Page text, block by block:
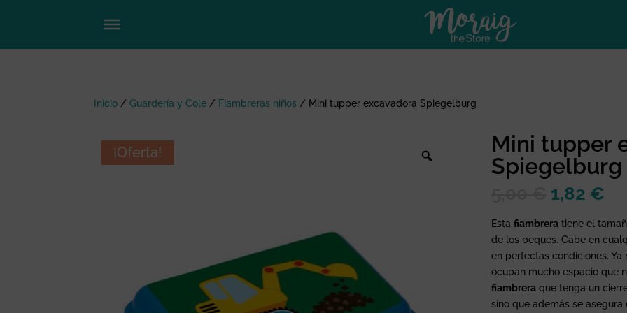
Inicio /Guardería y Cole / Fiambreras niños / Mini tupper excavadora Spiegelburg
¡Oferta!
Mini tupper
Spiegelburg
El
precio
original
era:
5,00 €.
1,82 €
es:
Esta fiambreratiene el
de los peques. Cabe en
en perfectas condiciones.
ocupan mucho espacio que
fiambreraque tenga un
sino que además se